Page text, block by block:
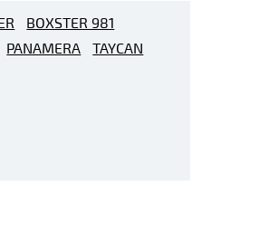
BOXSTER 981
PANAMERA
TAYCAN